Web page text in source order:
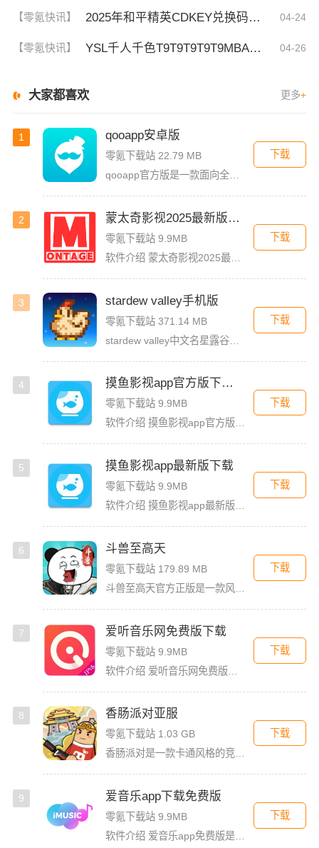
【零氪快讯】 2025年和平精英CDKEY兑换码领取方法及使用技巧 04-24
【零氪快讯】 YSL千人千色T9T9T9T9T9MBA！揭秘背后的设计秘密，难怪网友都在疯传！ 04-26
大家都喜欢 更多+
1 qooapp安卓版
零氪下载站 22.79 MB
下载
2 蒙太奇影视2025最新版本下载
零氪下载站 9.9MB
下载
3 stardew valley手机版
零氪下载站 371.14 MB
下载
4 摸鱼影视app官方版下载安装
零氪下载站 9.9MB
软件介绍 摸鱼影视app官方版是一款专为影迷打造的高品质影视播放软件，这里汇聚了海量热门电影、电视剧、综艺
下载
5 摸鱼影视app最新版下载
零氪下载站 9.9MB
下载
6 斗兽至高天
零氪下载站 179.89 MB
下载
7 爱听音乐网免费版下载
零氪下载站 9.9MB
下载
8 香肠派对亚服
零氪下载站 1.03 GB
香肠派对是一款卡通风格的竞技射击类大逃杀游戏，游戏以香肠为主角，玩家可以非常快的轻松上手。香肠派对亚服版本，这个版本和国际服一样，融入了多人联机对战，还支持夺冠吃鸡玩法。玩家在里面将要扮演有趣而可爱的
下载
9 爱音乐app下载免费版
零氪下载站 9.9MB
下载